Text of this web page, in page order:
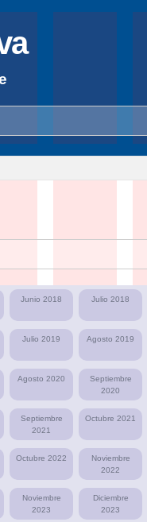
Junio 2018 Julio 2018
Julio 2019 Agosto 2019
Agosto 2020
Septiembre
2020
Septiembre
2021
Octubre 2021
Octubre 2022
Noviembre
2022
Noviembre
2023
Diciembre
2023